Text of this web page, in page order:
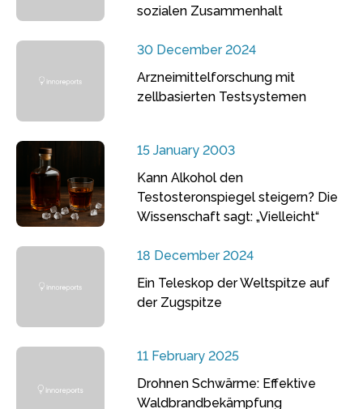
sozialen Zusammenhalt
30 December 2024
Arzneimittelforschung mit
zellbasierten Testsystemen
15 January 2003
Kann Alkohol den
Testosteronspiegel steigern? Die
Wissenschaft sagt: „Vielleicht“
18 December 2024
Ein Teleskop der Weltspitze auf
der Zugspitze
11 February 2025
Drohnen Schwärme: Effektive
Waldbrandbekämpfung